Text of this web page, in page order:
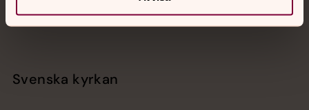
Telefon 112
Svenska kyrkan